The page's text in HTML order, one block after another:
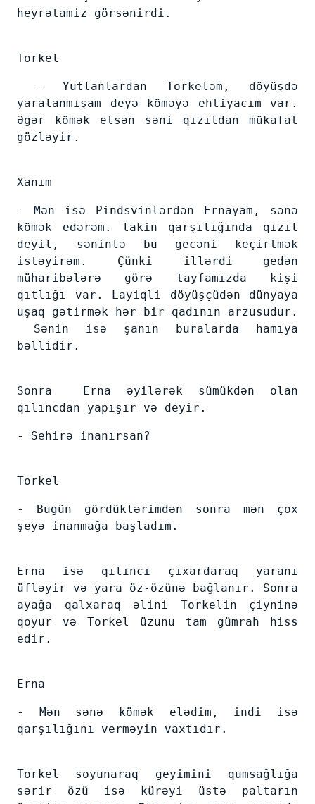
heyrətamiz görsənirdi.
Torkel
- Yutlanlardan Torkeləm, döyüşdə
yaralanmışam deyə köməyə ehtiyacım var.
Əgər kömək etsən səni qızıldan mükafat
gözləyir.
Xanım
- Mən isə Pindsvinlərdən Ernayam, sənə
kömək edərəm. lakin qarşılığında qızıl
deyil, səninlə bu gecəni keçirtmək
istəyirəm. Çünki illərdi gedən
müharibələrə görə tayfamızda kişi
qıtlığı var. Layiqli döyüşçüdən dünyaya
uşaq gətirmək hər bir qadının arzusudur.
Sənin isə şanın buralarda hamıya
bəllidir.
Sonra Erna əyilərək sümükdən olan
qılıncdan yapışır və deyir.
- Sehirə inanırsan?
Torkel
- Bugün gördüklərimdən sonra mən çox
şeyə inanmağa başladım.
Erna isə qılıncı çıxardaraq yaranı
üfləyir və yara öz-özünə bağlanır. Sonra
ayağa qalxaraq əlini Torkelin çiyninə
qoyur və Torkel üzunu tam gümrah hiss
edir.
Erna
- Mən sənə kömək elədim, indi isə
qarşılığını verməyin vaxtıdır.
Torkel soyunaraq geyimini qumsağlığa
sərir özü isə kürəyi üstə paltarın